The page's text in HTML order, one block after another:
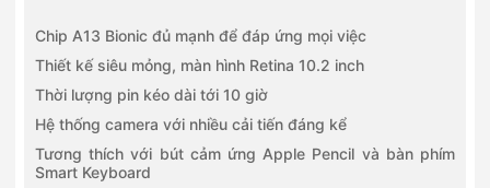
Chip A13 Bionic đủ mạnh để đáp ứng mọi việc
Thiết kế siêu mỏng, màn hình Retina 10.2 inch
Thời lượng pin kéo dài tới 10 giờ
Hệ thống camera với nhiều cải tiến đáng kể
Tương thích với bút cảm ứng Apple Pencil và bàn phím
Smart Keyboard